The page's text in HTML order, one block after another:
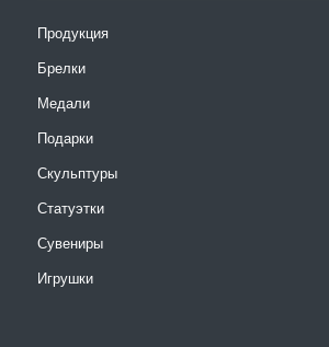
Продукция
Брелки
Медали
Подарки
Скульптуры
Статуэтки
Сувениры
Игрушки